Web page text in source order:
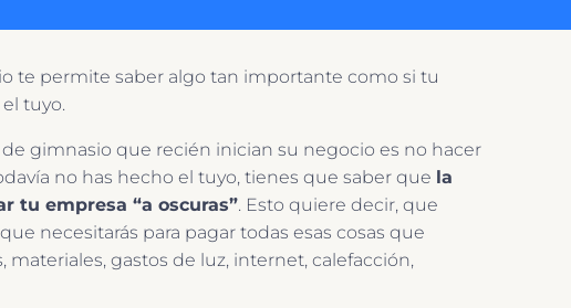
te permite saber algo tan importante como si tu
tuyo.
gimnasio que recién inician su negocio es no hacer
no has hecho el tuyo, tienes que saber que la
tu empresa “a oscuras”. Esto quiere decir, que
necesitarás para pagar todas esas cosas que
gastos de luz, internet, calefacción,